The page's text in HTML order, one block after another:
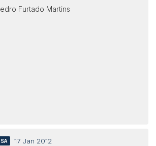
Furtado Martins
17 Jan 2012